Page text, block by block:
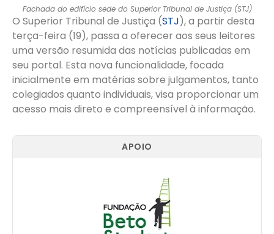
Fachada do edifício sede do Superior Tribunal de Justiça (STJ)
O Superior Tribunal de Justiça (STJ), a partir desta
terça-feira (19), passa a oferecer aos seus leitores
uma versão resumida das notícias publicadas em
seu portal. Esta nova funcionalidade, focada
inicialmente em matérias sobre julgamentos, tanto
colegiados quanto individuais, visa proporcionar um
acesso mais direto e compreensível à informação.
APOIO